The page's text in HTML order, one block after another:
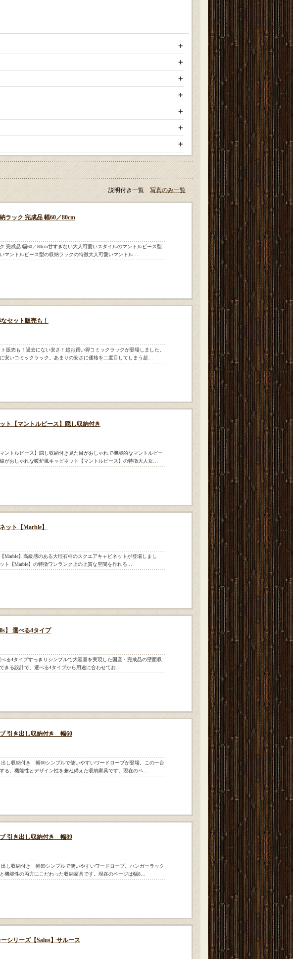
説明付き一覧 写真のみ一覧
ラック 完成品 幅60／80cm
完成品 幅60／80cm甘すぎない大人可愛いスタイルのマントルピース型
マントルピース型の収納ラックの特徴大人可愛いマントル…
セット販売も！
販売も！過去にない安さ！超お買い得コミックラックが登場しました。
安いコミックラック。あまりの安さに価格を二度目してしまう超…
ト【マントルピース】隠し収納付き
ントルピース】隠し収納付き見た目がおしゃれで機能的なマントルピー
がおしゃれな暖炉風キャビネット【マントルピース】の特徴大人女…
ット【Marble】
Marble】高級感のある大理石柄のスクエアキャビネットが登場しまし
ト【Marble】の特徴ワンランク上の上質な空間を作れる…
】 選べる4タイプ
る4タイプすっきりシンプルで大容量を実現した国産・完成品の壁面収
きる設計で、選べる4タイプから用途に合わせてお…
引き出し収納付き 幅60
し収納付き 幅60シンプルで使いやすいワードローブが登場。この一台
る、機能性とデザイン性を兼ね備えた収納家具です。現在のペ…
引き出し収納付き 幅89
し収納付き 幅89シンプルで使いやすいワードローブ。ハンガーラック
機能性の両方にこだわった収納家具です。現在のページは幅8…
シリーズ【Salus】サルース